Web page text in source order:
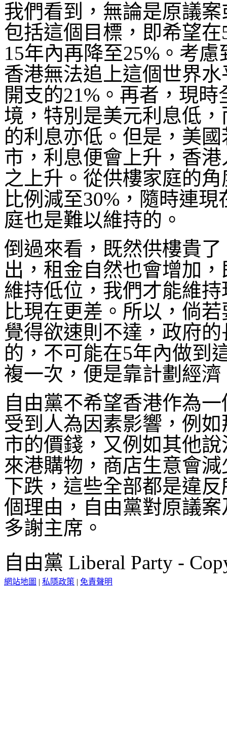
我們看到，無論是原議
包括這個目標，即希望
15年內再降至25%。考
香港無法追上這個世界
開支的21%。再者，現
境，特別是美元利息低
的利息亦低。但是，美
市，利息便會上升，香
之上升。從供樓家庭的
比例減至30%，隨時連
庭也是難以維持的。
倒過來看，既然供樓貴
出，租金自然也會增加
維持低位，我們才能維
比現在更差。所以，倘
覺得欲速則不達，政府
的，不可能在5年內做到
複一次，便是靠計劃經濟
自由黨不希望香港作為
受到人為因素影響，例
市的價錢，又例如其他
來港購物，商店生意會
下跌，這些全部都是違
個理由，自由黨對原議
多謝主席。
自由黨 Liberal Party -
網站地圖 | 私隱政策 | 免責聲明